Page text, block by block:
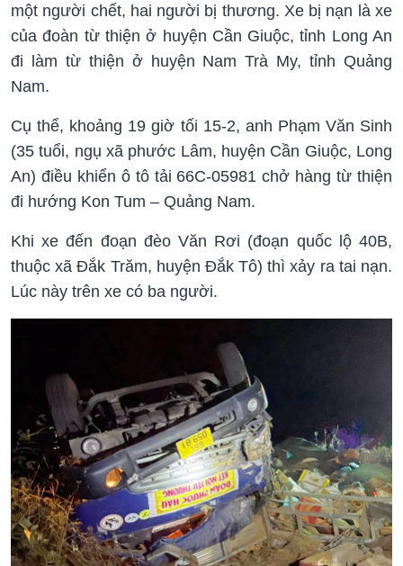
một người chết, hai người bị thương. Xe bị nạn là xe
của đoàn từ thiện ở huyện Cần Giuộc, tỉnh Long An
đi làm từ thiện ở huyện Nam Trà My, tỉnh Quảng
Nam.
Cụ thể, khoảng 19 giờ tối 15-2, anh Phạm Văn Sinh
(35 tuổi, ngụ xã phước Lâm, huyện Cần Giuộc, Long
An) điều khiển ô tô tải 66C-05981 chở hàng từ thiện
đi hướng Kon Tum – Quảng Nam.
Khi xe đến đoạn đèo Văn Rơi (đoạn quốc lộ 40B,
thuộc xã Đắk Trăm, huyện Đắk Tô) thì xảy ra tai nạn.
Lúc này trên xe có ba người.